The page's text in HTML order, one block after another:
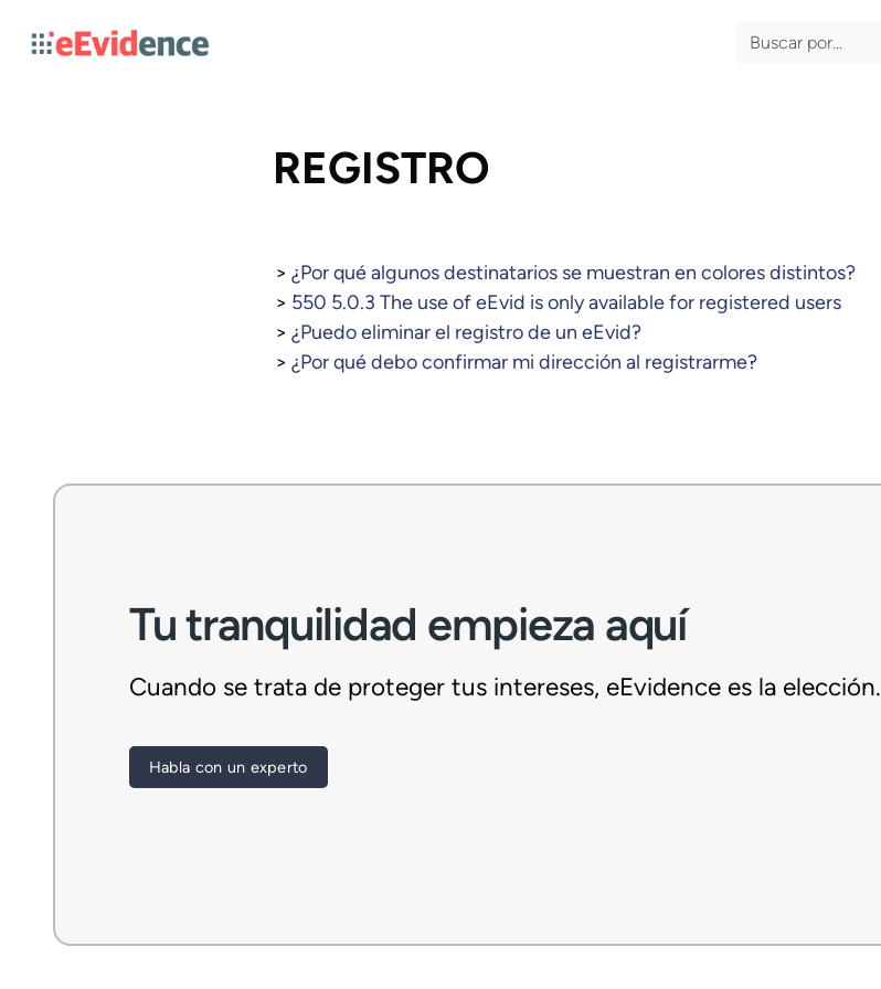
REGISTRO
¿Por qué algunos destinatarios se muestran en colores distintos?
550 5.0.3 The use of eEvid is only available for registered users
¿Puedo eliminar el registro de un eEvid?
¿Por qué debo confirmar mi dirección al registrarme?
Tu tranquilidad empieza aquí
Cuando se trata de proteger tus intereses, eEvidence es la elección.
Habla con un experto